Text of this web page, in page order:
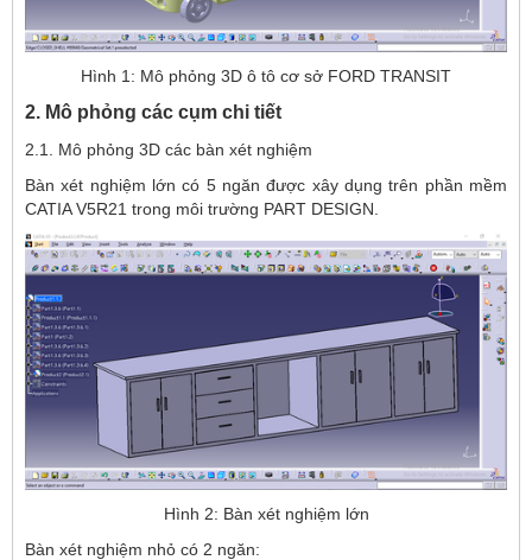
Hình 1: Mô phỏng 3D ô tô cơ sở FORD TRANSIT
2. Mô phỏng các cụm chi tiết
2.1. Mô phỏng 3D các bàn xét nghiệm
Bàn xét nghiệm lớn có 5 ngăn được xây dụng trên phần mềm
CATIA V5R21 trong môi trường PART DESIGN.
Hình 2: Bàn xét nghiệm lớn
Bàn xét nghiệm nhỏ có 2 ngăn: